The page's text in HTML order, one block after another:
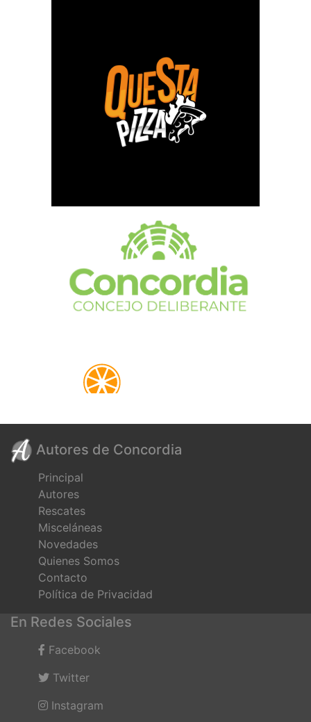
Autores de Concordia
Principal
Autores
Rescates
Misceláneas
Novedades
Quienes Somos
Contacto
Política de Privacidad
En Redes Sociales
Facebook
Twitter
Instagram